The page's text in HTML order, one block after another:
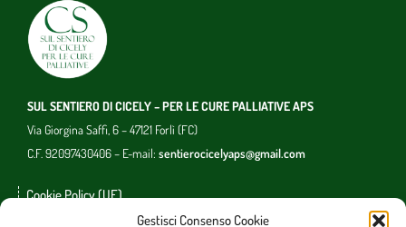
Gestisci Consenso Cookie
SUL SENTIERO DI CICELY – PER LE CURE PALLIATIVE APS
Via Giorgina Saffi, 6 – 47121 Forlì (FC)
C.F. 92097430406 – E-mail: sentierocicelyaps@gmail.com
Cookie Policy (UE)